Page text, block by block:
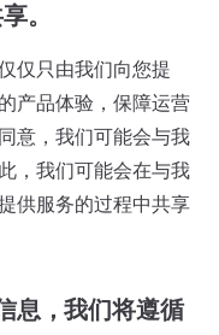
。
仅只由我们向您提
产品体验，保障运营
意，我们可能会与我
，我们可能会在与我
供服务的过程中共享
息，我们将遵循